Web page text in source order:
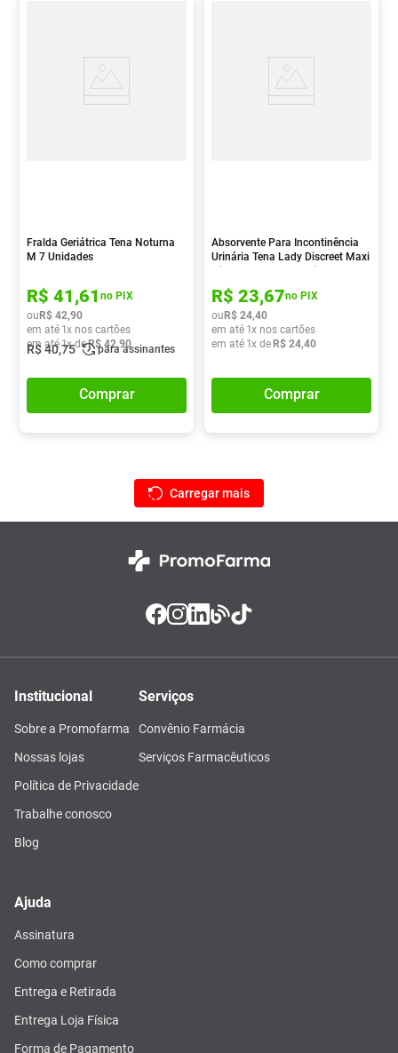
Fralda Geriátrica Tena Noturna
M 7 Unidades
R$ 41,61 no PIX
ouR$ 42,90
em até 1x nos cartões
em até1x deR$ 42,90
R$40,75 para assinantes
Comprar
Absorvente Para Incontinência
Urinária Tena Lady Discreet Maxi
Night Sem Abas 6 Unidades
R$ 23,67no PIX
ouR$ 24,40
em até 1x nos cartões
em até 1x deR$ 24,40
Comprar
Institucional
Sobre a Promofarma
Nossas lojas
Política de Privacidade
Trabalhe conosco
Blog
Serviços
Convênio Farmácia
Serviços Farmacêuticos
Ajuda
Assinatura
Como comprar
Entrega e Retirada
Entrega Loja Física
Forma de Pagamento